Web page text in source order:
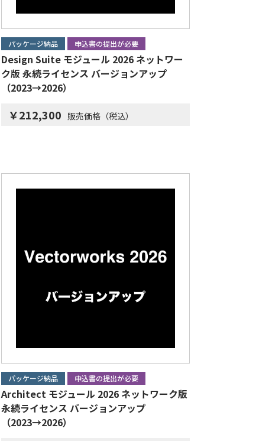
パッケージ納品 申込書の提出が必要
Design Suite モジュール 2026 ネットワー
ク版 永続ライセンス バージョンアップ
（2023→2026）
￥212,300 販売価格（税込）
パッケージ納品 申込書の提出が必要
Architect モジュール 2026 ネットワーク版
永続ライセンス バージョンアップ
（2023→2026）